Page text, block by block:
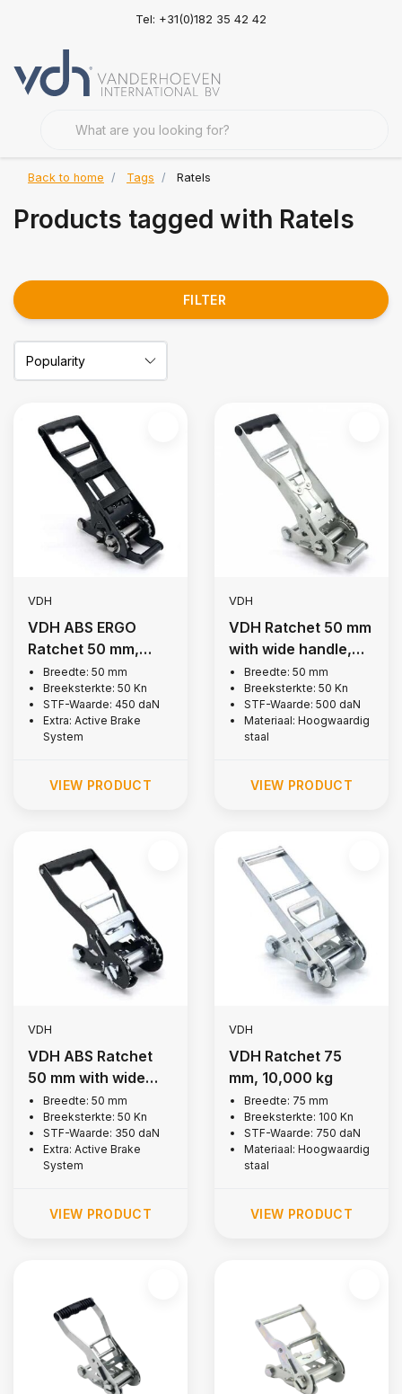
Tel: +31(0)182 35 42 42
Back to home Tags Ratels
Products tagged with Ratels
FILTER
VDH
VDH ABS ERGO
Ratchet 50 mm,
5,000 kg
Breedte: 50 mm
Breeksterkte: 50 Kn
STF-Waarde: 450 daN
Extra: Active Brake
System
VIEW PRODUCT
VDH
VDH Ratchet 50 mm
with wide handle,
5,000 kg
Breedte: 50 mm
Breeksterkte: 50 Kn
STF-Waarde: 500 daN
Materiaal: Hoogwaardig
staal
VIEW PRODUCT
VDH
VDH ABS Ratchet
50 mm with wide
handle, 5,000 kg
Breedte: 50 mm
Breeksterkte: 50 Kn
STF-Waarde: 350 daN
Extra: Active Brake
System
VIEW PRODUCT
VDH
VDH Ratchet 75
mm, 10,000 kg
Breedte: 75 mm
Breeksterkte: 100 Kn
STF-Waarde: 750 daN
Materiaal: Hoogwaardig
staal
VIEW PRODUCT